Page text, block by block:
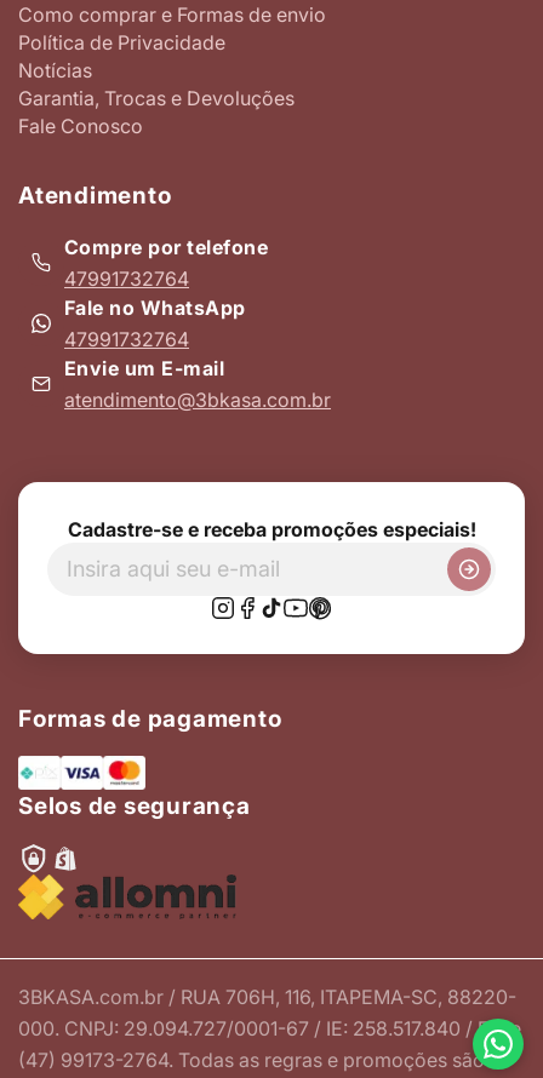
Como comprar e Formas de envio
Política de Privacidade
Notícias
Garantia, Trocas e Devoluções
Fale Conosco
Atendimento
Compre por telefone
47991732764
Fale no WhatsApp
47991732764
Envie um E-mail
atendimento@3bkasa.com.br
Cadastre-se e receba promoções especiais!
Formas de pagamento
Selos de segurança
3BKASA.com.br / RUA 706H, 116, ITAPEMA-SC, 88220-
000. CNPJ: 29.094.727/0001-67 / IE: 258.517.840 / Fone
(47) 99173-2764. Todas as regras e promoções são